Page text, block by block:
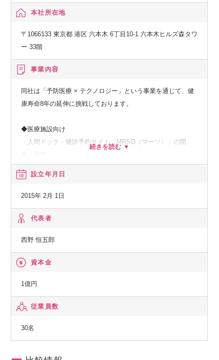
本社所在地
〒1066133 東京都 港区 六本木 6丁目10-1 六本木ヒルズ森タワ
ー 33階
事業内容
同社は「予防医療 × テクノロジー」という事業を通じて、健
康寿命8年の延伸に挑戦しております。
◆医療施設向け
・人間ドック・健診予約サイト「MRSO（マーソ）」の開
ス）」の開発・運営
・住民健診WEB予約サービス「MRSO住民健診」の開発・運
・新型コロナワクチンWEB予約サービス「MRSOワクチン」
の開発・運営
・地方自治体の業務に特化した行政DXサービス「MRSOフォ
ーム/MRSOご予約」の開発・運営
設立年月日
2015年 2月 1日
代表者
西野 恒五郎
資本金
1億円
従業員数
30名